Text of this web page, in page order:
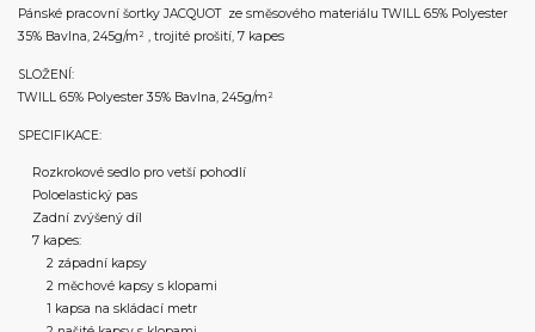
Pánské pracovní šortky JACQUOT ze směsového materiálu TWILL 65% Polyester
35% Bavlna, 245g/m² , trojité prošití, 7 kapes
SLOŽENÍ:
TWILL 65% Polyester 35% Bavlna, 245g/m²
SPECIFIKACE:
Rozkrokové sedlo pro vetší pohodlí
Poloelastický pas
Zadní zvýšený díl
7 kapes:
2 západní kapsy
2 měchové kapsy s klopami
1 kapsa na skládací metr